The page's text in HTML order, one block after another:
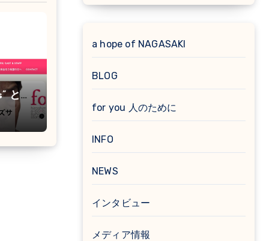
とし
a hope of NAGASAKI
BLOG
for you 人のために
INFO
NEWS
インタビュー
メディア情報